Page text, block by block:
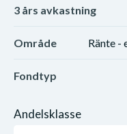
3 års avkastning
Område Ränte -
Fondtyp
Andelsklasse